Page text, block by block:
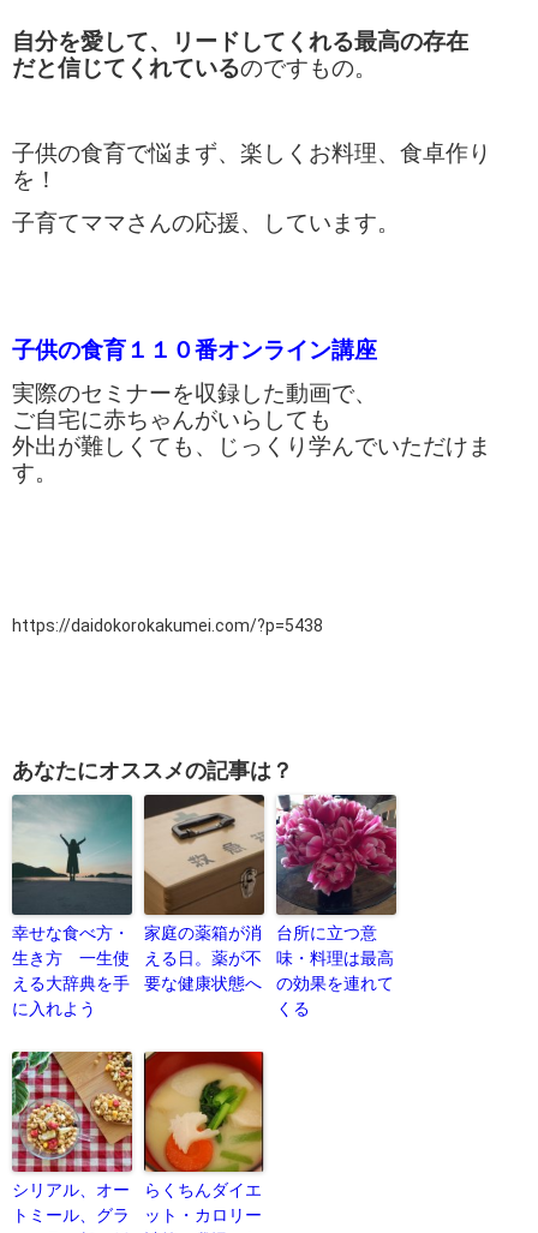
自分を愛して、リードしてくれる最高の存在
だと信じてくれているのですもの。
子供の食育で悩まず、楽しくお料理、食卓作り
を！
子育てママさんの応援、しています。
子供の食育１１０番オンライン講座
実際のセミナーを収録した動画で、
ご自宅に赤ちゃんがいらしても
外出が難しくても、じっくり学んでいただけま
す。
https://daidokorokakumei.com/?p=5438
あなたにオススメの記事は？
幸せな食べ方・
生き方 一生使
える大辞典を手
に入れよう
家庭の薬箱が消
える日。薬が不
要な健康状態へ
台所に立つ意
味・料理は最高
の効果を連れて
くる
シリアル、オー
トミール、グラ
らくちんダイエ
ット・カロリー